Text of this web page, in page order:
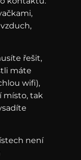
řešit,
máte
wifi),
místo, tak
není